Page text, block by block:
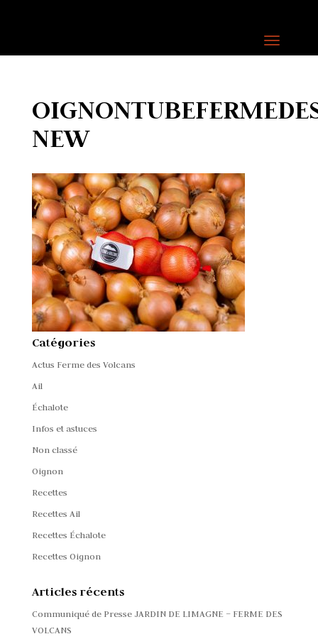
NEW
Catégories
Actus Ferme des Volcans
Ail
Échalote
Infos et astuces
Non classé
Oignon
Recettes
Recettes Ail
Recettes Échalote
Recettes Oignon
Articles récents
Communiqué de Presse JARDIN DE LIMAGNE – FERME DES
VOLCANS